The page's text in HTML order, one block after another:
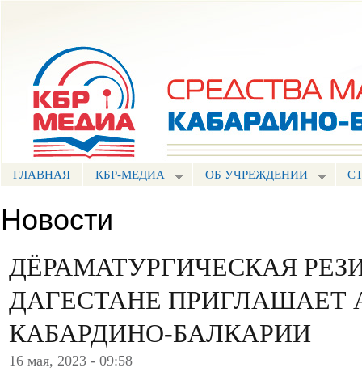
ГЛАВНАЯ КБР-МЕДИА ОБ УЧРЕЖДЕНИИ
Новости
ДЁРАМАТУРГИЧЕСКАЯ
ДАГЕСТАНЕ ПРИГЛАШАЕТ
КАБАРДИНО-БАЛКАРИИ
16 мая, 2023 - 09:58